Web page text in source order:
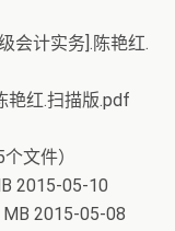
会计实务].陈艳红.
艳红.扫描版.pdf
文件）
2015-05-10
2015-05-08